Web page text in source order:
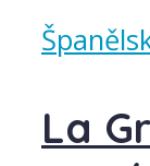
La